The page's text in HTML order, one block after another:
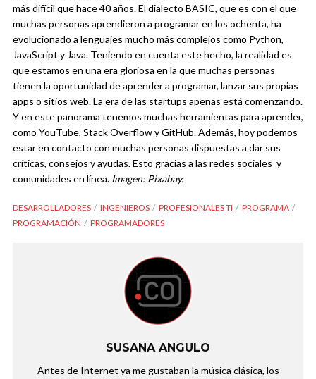
más difícil que hace 40 años. El dialecto BASIC, que es con el que
muchas personas aprendieron a programar en los ochenta, ha
evolucionado a lenguajes mucho más complejos como Python,
JavaScript y Java. Teniendo en cuenta este hecho, la realidad es
que estamos en una era gloriosa en la que muchas personas
tienen la oportunidad de aprender a programar, lanzar sus propias
apps o sitios web. La era de las startups apenas está comenzando.
Y en este panorama tenemos muchas herramientas para aprender,
como YouTube, Stack Overflow y GitHub. Además, hoy podemos
estar en contacto con muchas personas dispuestas a dar sus
críticas, consejos y ayudas. Esto gracias a las redes sociales y
comunidades en línea. Imagen: Pixabay.
DESARROLLADORES INGENIEROS PROFESIONALES TI
PROGRAMA
PROGRAMACIÓN
PROGRAMADORES
SUSANA ANGULO
Antes de Internet ya me gustaban la música clásica, los